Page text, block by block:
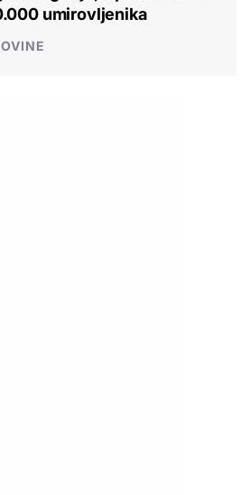
umirovljenika